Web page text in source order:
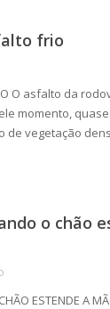
frio
O asfalto da
momento,
vegetação
o chão
ESTENDE A